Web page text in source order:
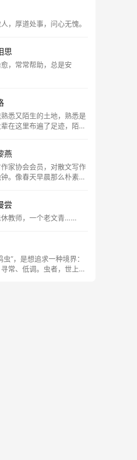
，厚道处事，问心无愧。
思
，常常帮助，总是安
悉又陌生的土地，熟悉是
在这里布遍了足迹，陌生
我用文字慢慢认识你、慢
。
燕
家协会会员，对散文写作
。像春天早晨那么朴素，
尝
教师，一个老文青……
虫”，是想追求一种境界：
常、低调。虫者，世上最